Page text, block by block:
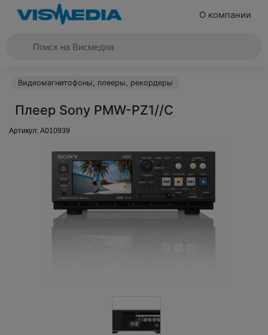
О компании
Видеомагнитофоны, плееры, рекордеры
Плеер Sony PMW-PZ1//C
Артикул: A010939